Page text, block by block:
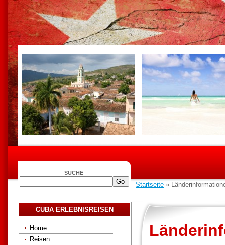
SUCHE
Startseite »
CUBA ERLEBNISREISEN
Home
Reisen